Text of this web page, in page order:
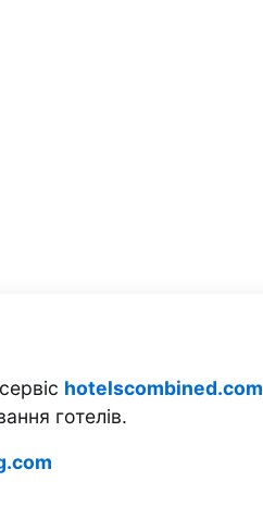
hotelscombined.com
готелів.